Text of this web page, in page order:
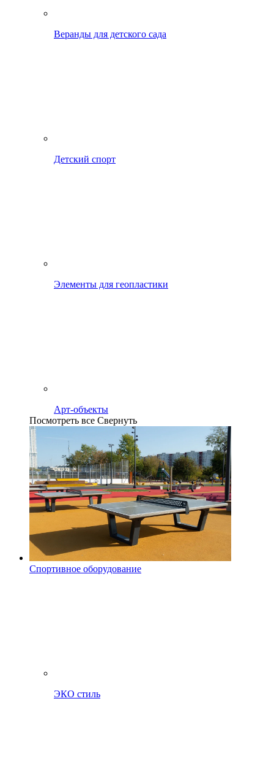
Веранды для детского сада
Детский спорт
Элементы для геопластики
Арт-объекты
Посмотреть все Свернуть
Спортивное оборудование
ЭКО стиль